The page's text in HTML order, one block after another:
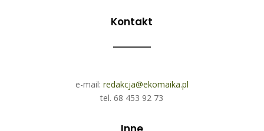
Kontakt
e-mail: redakcja@ekomaika.pl
tel. 68 453 92 73